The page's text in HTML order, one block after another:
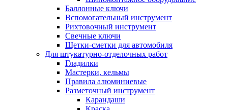
Баллонные ключи
Вспомогательный инструмент
Рихтовочный инструмент
Свечные ключи
Щетки-сметки для автомобиля
Для штукатурно-отделочных работ
Гладилки
Мастерки, кельмы
Правила алюминиевые
Разметочный инструмент
Карандаши